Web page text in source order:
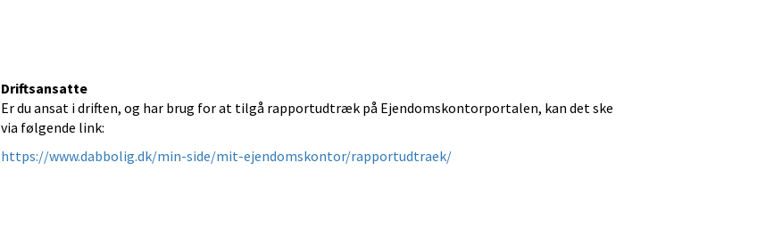
Driftsansatte
Er du ansat i driften, og har brug for at tilgå rapportudtræk på Ejendomskontorportalen, kan det ske
via følgende link:
https://www.dabbolig.dk/min-side/mit-ejendomskontor/rapportudtraek/